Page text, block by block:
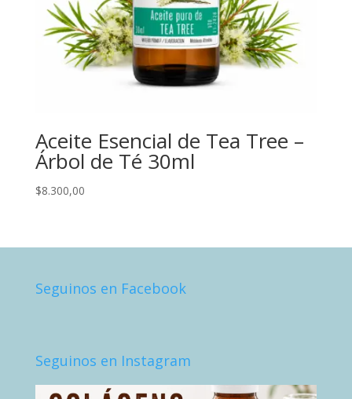
Aceite Esencial de Tea Tree –
Árbol de Té 30ml
$8.300,00
Seguinos en Facebook
Seguinos en Instagram